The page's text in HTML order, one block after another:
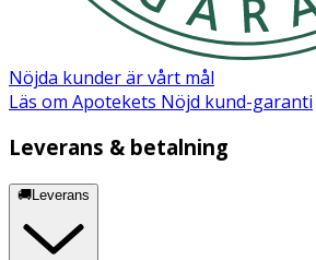
Nöjda kunder är vårt mål
Läs om Apotekets Nöjd kund-garanti
Leverans & betalning
🚚Leverans